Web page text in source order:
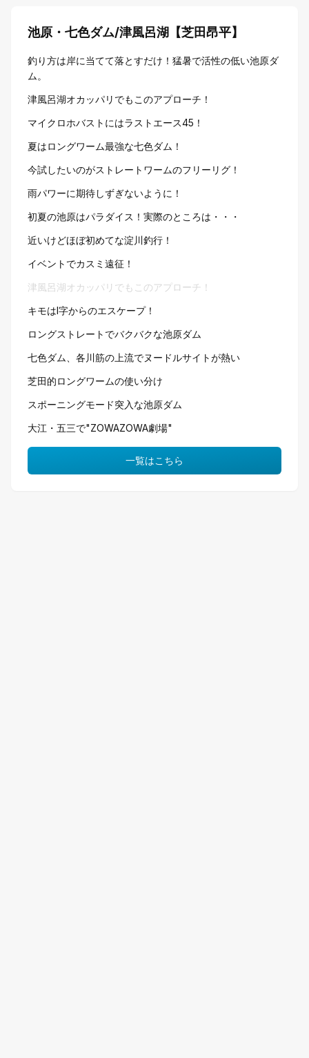
池原・七色ダム/津風呂湖【芝田昂平】
釣り方は岸に当てて落とすだけ！猛暑で活性の低い池原ダ
ム。
津風呂湖オカッパリでもこのアプローチ！
マイクロホバストにはラストエース45！
夏はロングワーム最強な七色ダム！
今試したいのがストレートワームのフリーリグ！
雨パワーに期待しずぎないように！
初夏の池原はパラダイス！実際のところは・・・
近いけどほぼ初めてな淀川釣行！
イベントでカスミ遠征！
津風呂湖オカッパリでもこのアプローチ！
キモはI字からのエスケープ！
ロングストレートでバクバクな池原ダム
七色ダム、各川筋の上流でヌードルサイトが熱い
芝田的ロングワームの使い分け
スポーニングモード突入な池原ダム
大江・五三で"ZOWAZOWA劇場"
一覧はこちら